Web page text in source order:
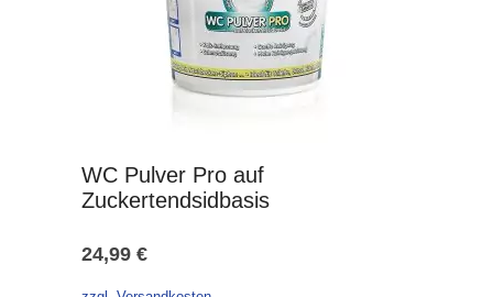
WC Pulver Pro auf
Zuckertendsidbasis
24,99 €